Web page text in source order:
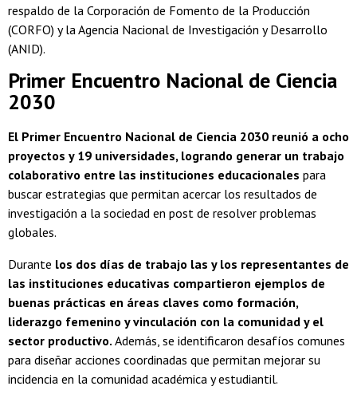
respaldo de la Corporación de Fomento de la Producción
(CORFO) y la Agencia Nacional de Investigación y Desarrollo
(ANID).
Primer Encuentro Nacional de Ciencia
2030
El Primer Encuentro Nacional de Ciencia 2030 reunió a ocho
proyectos y 19 universidades, logrando generar un trabajo
colaborativo entre las instituciones educacionales para
buscar estrategias que permitan acercar los resultados de
investigación a la sociedad en post de resolver problemas
globales.
Durante los dos días de trabajo las y los representantes de
las instituciones educativas compartieron ejemplos de
buenas prácticas en áreas claves como formación,
liderazgo femenino y vinculación con la comunidad y el
sector productivo. Además, se identificaron desafíos comunes
para diseñar acciones coordinadas que permitan mejorar su
incidencia en la comunidad académica y estudiantil.